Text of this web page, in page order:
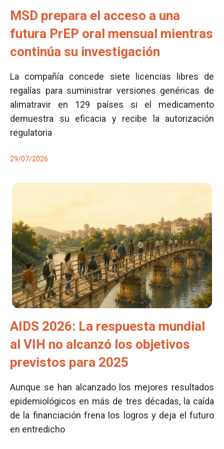
MSD prepara el acceso a una
futura PrEP oral mensual mientras
continúa su investigación
La compañía concede siete licencias libres de
regalías para suministrar versiones genéricas de
alimatravir en 129 países si el medicamento
demuestra su eficacia y recibe la autorización
regulatoria
29/07/2026
AIDS 2026: La respuesta mundial
al VIH no alcanzó los objetivos
previstos para 2025
Aunque se han alcanzado los mejores resultados
epidemiológicos en más de tres décadas, la caída
de la financiación frena los logros y deja el futuro
en entredicho